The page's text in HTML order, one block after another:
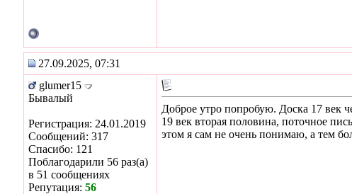
27.09.2025, 07:31
glumer15
Бывалый
Регистрация: 24.01.2019
Сообщений: 317
Спасибо: 121
Поблагодарили 56 раз(а)
в 51 сообщениях
Репутация: 56
Доброе утро попробую. Доска 17 век
19 век вторая половина, поточное
этом я сам не очень понимаю, а тем